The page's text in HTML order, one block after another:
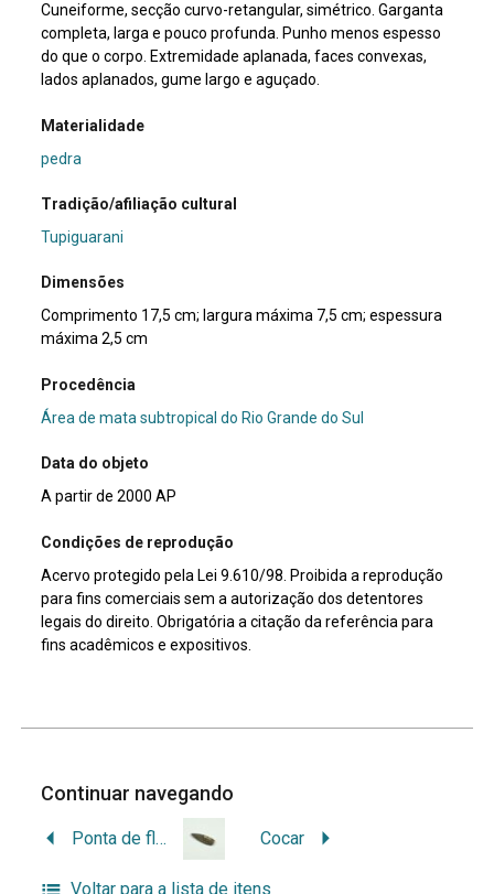
Cuneiforme, secção curvo-retangular, simétrico. Garganta
completa, larga e pouco profunda. Punho menos espesso
do que o corpo. Extremidade aplanada, faces convexas,
lados aplanados, gume largo e aguçado.
Materialidade
pedra
Tradição/afiliação cultural
Tupiguarani
Dimensões
Comprimento 17,5 cm; largura máxima 7,5 cm; espessura
máxima 2,5 cm
Procedência
Área de mata subtropical do Rio Grande do Sul
Data do objeto
A partir de 2000 AP
Condições de reprodução
Acervo protegido pela Lei 9.610/98. Proibida a reprodução
para fins comerciais sem a autorização dos detentores
legais do direito. Obrigatória a citação da referência para
fins acadêmicos e expositivos.
Continuar navegando
Ponta de flecha Cocar
Voltar para a lista de itens